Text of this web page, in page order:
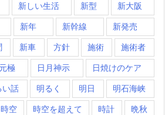
新しい生活 新型 新大阪
新年 新幹線 新発売
新車 方針 施術 施術者
極 日月神示 日焼けのケア
い話 明るく 明日 明石海峡
時空 時空を超えて 時計 晩秋